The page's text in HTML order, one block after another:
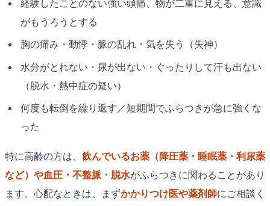
経験したことのない強い頭痛、物が二重に見える、意識
がもうろうとする
胸の痛み・動悸・脈の乱れ・気を失う（失神）
水分がとれない・尿が出ない・ぐったりして汗も出ない
（脱水・熱中症の疑い）
何度も転倒を繰り返す／短期間でふらつきが急に強くな
った
特に高齢の方は、 飲んでいるお薬（降圧薬・睡眠薬・利尿薬
など）や血圧・不整脈・脱水がふらつきに関わることがあり
ます。心配なときは、まずかかりつけ医や薬剤師にご相談く